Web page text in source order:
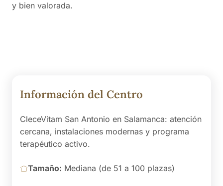
y bien valorada.
Información del Centro
CleceVitam San Antonio en Salamanca: atención
cercana, instalaciones modernas y programa
terapéutico activo.
Tamaño: Mediana (de 51 a 100 plazas)